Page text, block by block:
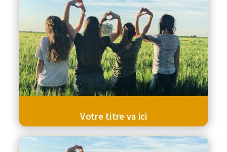
Votre titre va ici